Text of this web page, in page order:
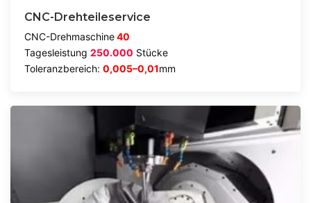
CNC-Drehteileservice
CNC-Drehmaschine40
Tagesleistung 250.000 Stücke
Toleranzbereich: 0,005–0,01mm